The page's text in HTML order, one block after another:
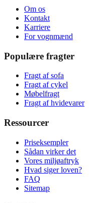
Om os
Kontakt
Karriere
For vognmænd
Populære fragter
Fragt af sofa
Fragt af cykel
Møbelfragt
Fragt af hvidevarer
Ressourcer
Priseksempler
Sådan virker det
Vores miljøaftryk
Hvad siger loven?
FAQ
Sitemap